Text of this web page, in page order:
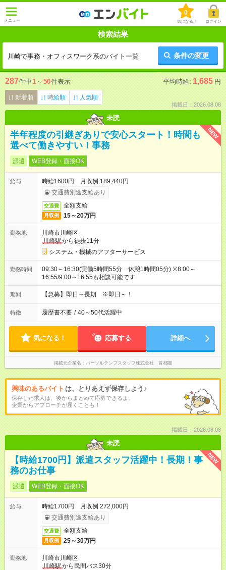
メニュー
0
気になる！ ログイン
検索結果
川崎で事務・オフィスワーク系のバイト一覧 条件の変更
287件中1 ～ 50件表示 平均時給: 1,685 円
新着順 時給順 人気順
掲載日：2026.08.08
未読
NEW
半年程度の引継ぎありで安心スタート！時間も
選べて働きやすい！事務
派遣 WEB登録・面接OK
給与
時給1600円 月収例 189,440円
交通費別途支給あり
交通費 全額支給
月収例 15～20万円
勤務地
川崎市川崎区
川崎駅から徒歩11分
システム・機械のアフターサービス
勤務時間
09:30～16:30(実働5時間55分 休憩1時間05分) ※8:00～
16:55/9:00～16:55も相談可能です
期間 【急募】即日～長期 ※即日～！
特徴 履歴書不要 / 40～50代活躍中
気になる！ 応募する 詳細へ
掲載元企業名 パーソルテンプスタッフ株式会社 首都圏
興味のあるバイト は、とりあえず保存しよう♪
保存した求人は、後からまとめて応募できるよ。
企業からアプローチが届くことも！
掲載日：2026.08.08
未読
NEW
【時給1700円】派遣スタッフ活躍中！長期！事
務のお仕事
派遣 WEB登録・面接OK
給与
時給1700円 月収例 272,000円
交通費別途支給あり
交通費 全額支給
月収例 25～30万円
勤務地
川崎市川崎区
川崎駅から民間バス30分